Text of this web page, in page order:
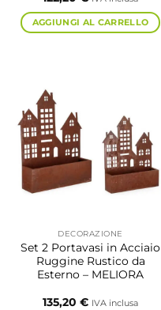
AGGIUNGI AL CARRELLO
DECORAZIONE
Set 2 Portavasi in Acciaio
Ruggine Rustico da
Esterno – MELIORA
135,20 € IVA inclusa